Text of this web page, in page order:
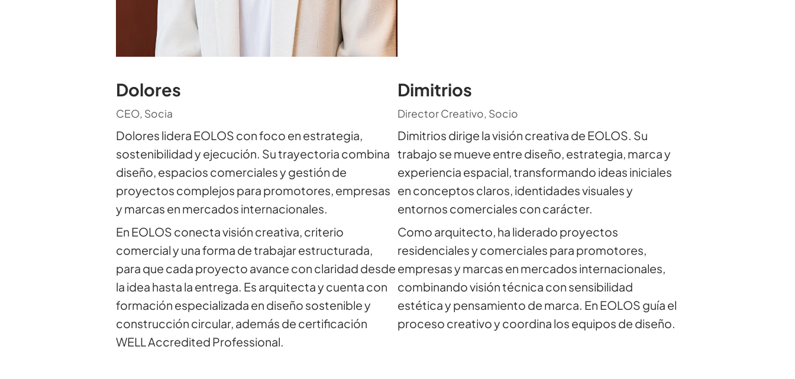
Dolores
CEO, Socia
Dolores lidera EOLOS con foco en estrategia,
sostenibilidad y ejecución. Su trayectoria combina
diseño, espacios comerciales y gestión de
proyectos complejos para promotores, empresas
y marcas en mercados internacionales.
En EOLOS conecta visión creativa, criterio
comercial y una forma de trabajar estructurada,
para que cada proyecto avance con claridad desde
la idea hasta la entrega. Es arquitecta y cuenta con
formación especializada en diseño sostenible y
construcción circular, además de certificación
WELL Accredited Professional.
Dimitrios
Director Creativo, Socio
Dimitrios dirige la visión creativa de EOLOS. Su
trabajo se mueve entre diseño, estrategia, marca y
experiencia espacial, transformando ideas iniciales
en conceptos claros, identidades visuales y
entornos comerciales con carácter.
Como arquitecto, ha liderado proyectos
residenciales y comerciales para promotores,
empresas y marcas en mercados internacionales,
combinando visión técnica con sensibilidad
estética y pensamiento de marca. En EOLOS guía el
proceso creativo y coordina los equipos de diseño.